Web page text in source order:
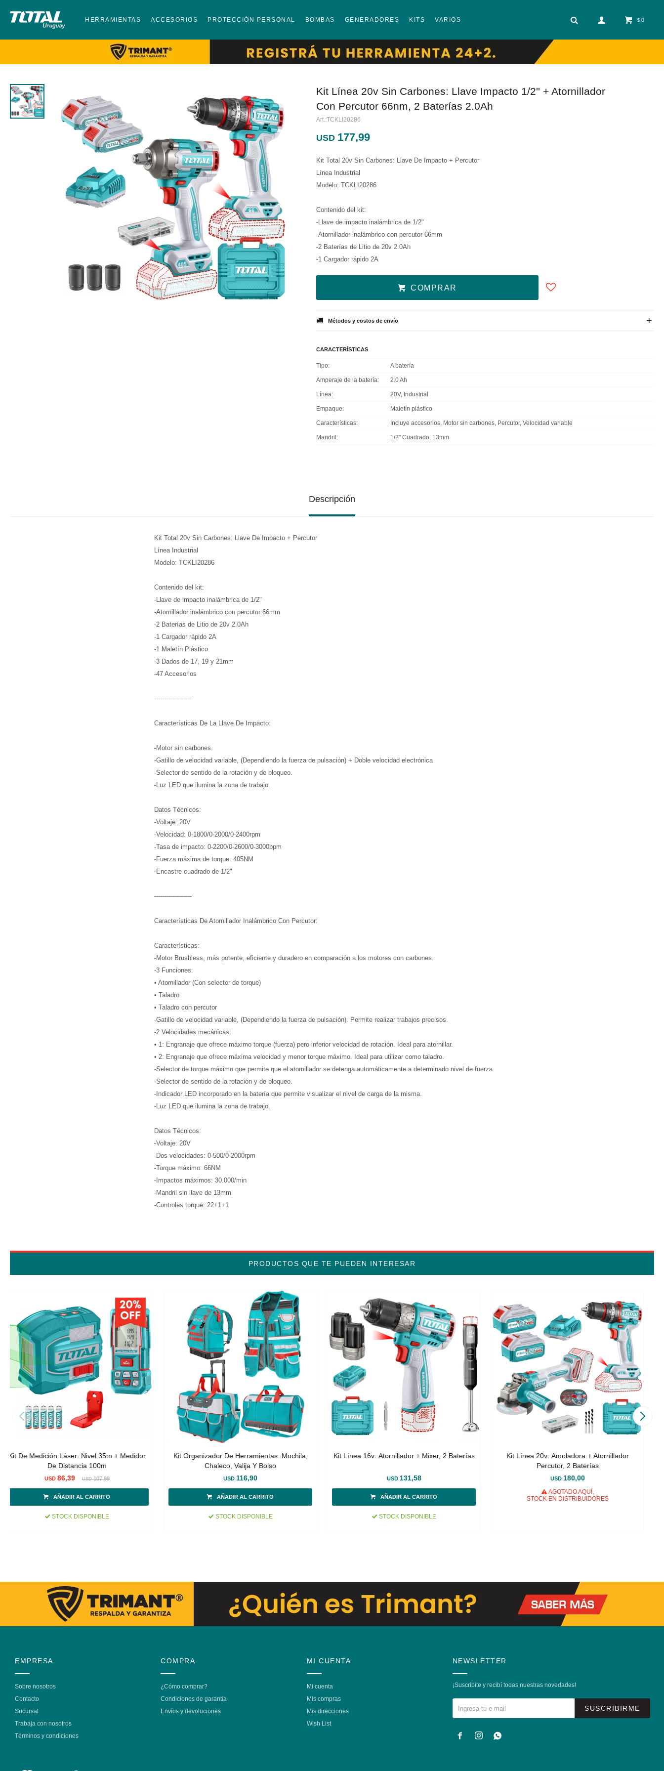
HERRAMIENTAS ACCESORIOS PROTECCIÓN PERSONAL BOMBAS GENERADORES KITS VARIOS $ 0
Kit Línea 20v Sin Carbones: Llave Impacto 1/2'' + Atornillador
Con Percutor 66nm, 2 Baterías 2.0Ah
TCKLI20286
USD 177,99
Kit Total 20v Sin Carbones: Llave De Impacto + Percutor
Línea Industrial
Modelo: TCKLI20286
Contenido del kit:
-Llave de impacto inalámbrica de 1/2"
-Atornillador inalámbrico con percutor 66mm
-2 Baterías de Litio de 20v 2.0Ah
-1 Cargador rápido 2A
COMPRAR
Métodos y costos de envío
CARACTERÍSTICAS
Tipo A batería
Amperaje de la batería 2.0 Ah
Línea 20V, Industrial
Empaque Maletín plástico
Características Incluye accesorios, Motor sin carbones, Percutor, Velocidad variable
Mandril 1/2" Cuadrado, 13mm
Descripción
Kit Total 20v Sin Carbones: Llave De Impacto + Percutor
Línea Industrial
Modelo: TCKLI20286
Contenido del kit:
-Llave de impacto inalámbrica de 1/2"
-Atornillador inalámbrico con percutor 66mm
-2 Baterías de Litio de 20v 2.0Ah
-1 Cargador rápido 2A
-1 Maletín Plástico
-3 Dados de 17, 19 y 21mm
-47 Accesorios
-------------------
Características De La Llave De Impacto:
-Motor sin carbones.
-Gatillo de velocidad variable, (Dependiendo la fuerza de pulsación) + Doble velocidad electrónica
-Selector de sentido de la rotación y de bloqueo.
-Luz LED que ilumina la zona de trabajo.
Datos Técnicos:
-Voltaje: 20V
-Velocidad: 0-1800/0-2000/0-2400rpm
-Tasa de impacto: 0-2200/0-2600/0-3000bpm
-Fuerza máxima de torque: 405NM
-Encastre cuadrado de 1/2"
-------------------
Características De Atornillador Inalámbrico Con Percutor:
Características:
-Motor Brushless, más potente, eficiente y duradero en comparación a los motores con carbones.
-3 Funciones:
• Atornillador (Con selector de torque)
• Taladro
• Taladro con percutor
-Gatillo de velocidad variable, (Dependiendo la fuerza de pulsación). Permite realizar trabajos precisos.
-2 Velocidades mecánicas:
• 1: Engranaje que ofrece máximo torque (fuerza) pero inferior velocidad de rotación. Ideal para atornillar.
• 2: Engranaje que ofrece máxima velocidad y menor torque máximo. Ideal para utilizar como taladro.
-Selector de torque máximo que permite que el atornillador se detenga automáticamente a determinado nivel de fuerza.
-Selector de sentido de la rotación y de bloqueo.
-Indicador LED incorporado en la batería que permite visualizar el nivel de carga de la misma.
-Luz LED que ilumina la zona de trabajo.
Datos Técnicos:
-Voltaje: 20V
-Dos velocidades: 0-500/0-2000rpm
-Torque máximo: 66NM
-Impactos máximos: 30.000/min
-Mandril sin llave de 13mm
-Controles torque: 22+1+1
PRODUCTOS QUE TE PUEDEN INTERESAR
Kit De Medición Láser: Nivel 35m + Medidor
De Distancia 100m
USD 86,39 USD 107,99
STOCK DISPONIBLE
Kit Organizador De Herramientas: Mochila,
Chaleco, Valija Y Bolso
USD 116,90
STOCK DISPONIBLE
Kit Línea 16v: Atornillador + Mixer, 2 Baterías
USD 131,58
STOCK DISPONIBLE
Kit Línea 20v: Amoladora + Atornillador
Percutor, 2 Baterías
USD 180,00
AGOTADO AQUÍ,
STOCK EN DISTRIBUIDORES
EMPRESA
Sobre nosotros
Contacto
Sucursal
Trabaja con nosotros
Términos y condiciones
COMPRA
¿Cómo comprar?
Condiciones de garantía
Envíos y devoluciones
MI CUENTA
Mi cuenta
Mis compras
Mis direcciones
Wish List
NEWSLETTER
¡Suscribite y recibí todas nuestras novedades!
SUSCRIBIRME
  